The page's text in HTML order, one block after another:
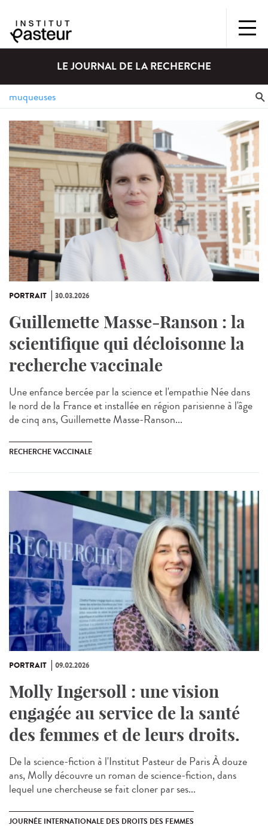
LE JOURNAL DE LA RECHERCHE
PORTRAIT 30.03.2026
Guillemette Masse-Ranson : la
scientifique qui décloisonne la
recherche vaccinale
Une enfance bercée par la science et l'empathie Née dans
le nord de la France et installée en région parisienne à l'âge
de cinq ans, Guillemette Masse-Ranson...
RECHERCHE VACCINALE
PORTRAIT 09.02.2026
Molly Ingersoll : une vision
engagée au service de la santé
des femmes et de leurs droits.
De la science-fiction à l'Institut Pasteur de Paris À douze
ans, Molly découvre un roman de science-fiction, dans
lequel une chercheuse se fait cloner par ses...
JOURNÉE INTERNATIONALE DES DROITS DES FEMMES